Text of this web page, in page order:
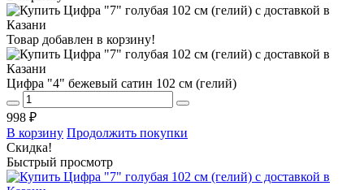
Товар добавлен в корзину!
Цифра "4" бежевый сатин 102 см (гелий)
998 ₽
В корзину Продолжить покупки
Скидка!
Быстрый просмотр